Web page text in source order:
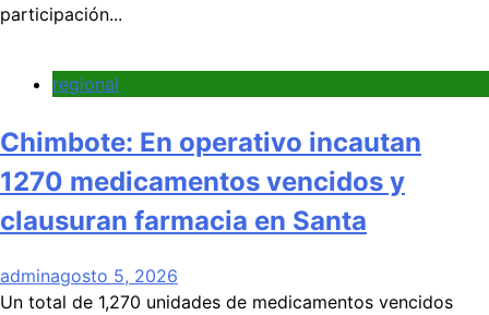
participación...
regional
Chimbote: En operativo incautan
1270 medicamentos vencidos y
clausuran farmacia en Santa
adminagosto 5, 2026
Un total de 1,270 unidades de medicamentos vencidos